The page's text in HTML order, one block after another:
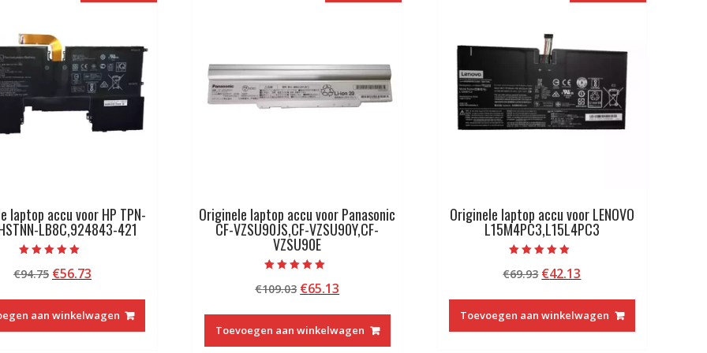
laptop accu voor HP TPN-
LB8C,924843-421
5.00
van 5
€94.75 Oorspronkelijke
was:
€94.75.
€56.73Huidige
€56.73.
aan winkelwagen
Originele laptop accu voor Panasonic
CF-VZSU90JS,CF-VZSU90Y,CF-
VZSU90E
5.00
van 5
€109.03 Oorspronkelijke
was:
€109.03.
€65.13
€65.13.
Toevoegen aan winkelwagen
Originele laptop accu voor LENOVO
L15M4PC3,L15L4PC3
5.00
van 5
€69.93 Oorspronkelijke
was:
€69.93.
€42.13
€42.13.
Toevoegen aan winkelwagen